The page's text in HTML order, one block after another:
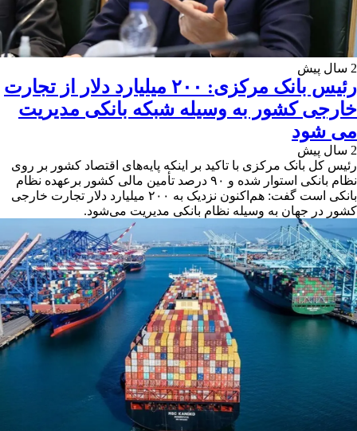
2 سال پیش
رئیس بانک مرکزی: ۲۰۰ میلیارد دلار از تجارت
خارجی کشور به وسیله شبکه بانکی مدیریت
می شود
2 سال پیش
رئیس‌ کل بانک مرکزی با تاکید بر اینکه پایه‌های اقتصاد کشور بر روی
نظام بانکی استوار شده و ۹۰ درصد تأمین مالی کشور برعهده نظام
بانکی است گفت: هم‌اکنون نزدیک به ۲۰۰ میلیارد دلار تجارت خارجی
کشور در جهان به وسیله نظام بانکی مدیریت می‌شود.